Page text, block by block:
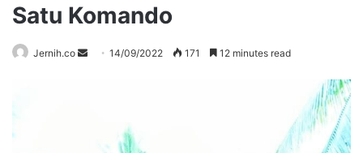
Satu Komando
Jernih.co
Send14/09/2022 171 12 minutes read